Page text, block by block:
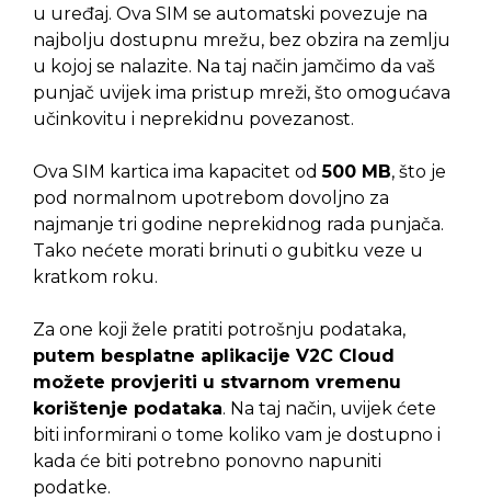
u uređaj. Ova SIM se automatski povezuje na
najbolju dostupnu mrežu, bez obzira na zemlju
u kojoj se nalazite. Na taj način jamčimo da vaš
punjač uvijek ima pristup mreži, što omogućava
učinkovitu i neprekidnu povezanost.
Ova SIM kartica ima kapacitet od500 MB, što je
pod normalnom upotrebom dovoljno za
najmanje tri godine neprekidnog rada punjača.
Tako nećete morati brinuti o gubitku veze u
kratkom roku.
Za one koji žele pratiti potrošnju podataka,
putem besplatne aplikacije V2C Cloud
možete provjeriti u stvarnom vremenu
korištenje podataka. Na taj način, uvijek ćete
biti informirani o tome koliko vam je dostupno i
kada će biti potrebno ponovno napuniti
podatke.